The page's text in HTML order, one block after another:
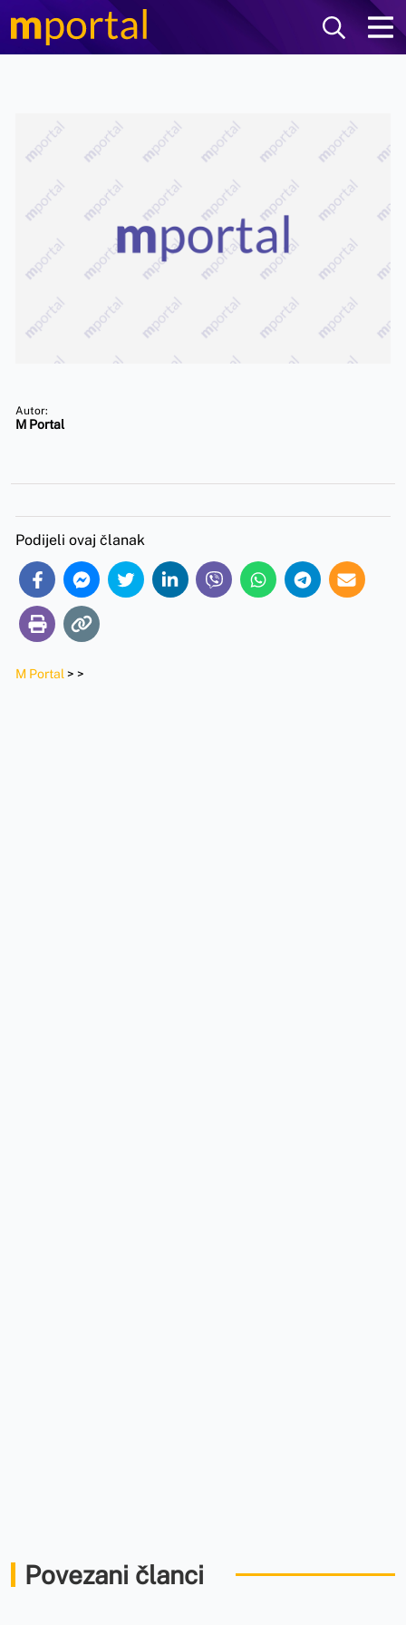
Autor:
M Portal
Podijeli ovaj članak
M Portal > >
Povezani članci